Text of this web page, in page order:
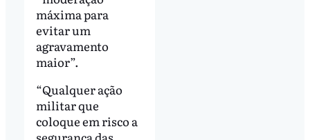
máxima para
evitar um
agravamento
maior”.
“Qualquer ação
militar que
coloque em risco a